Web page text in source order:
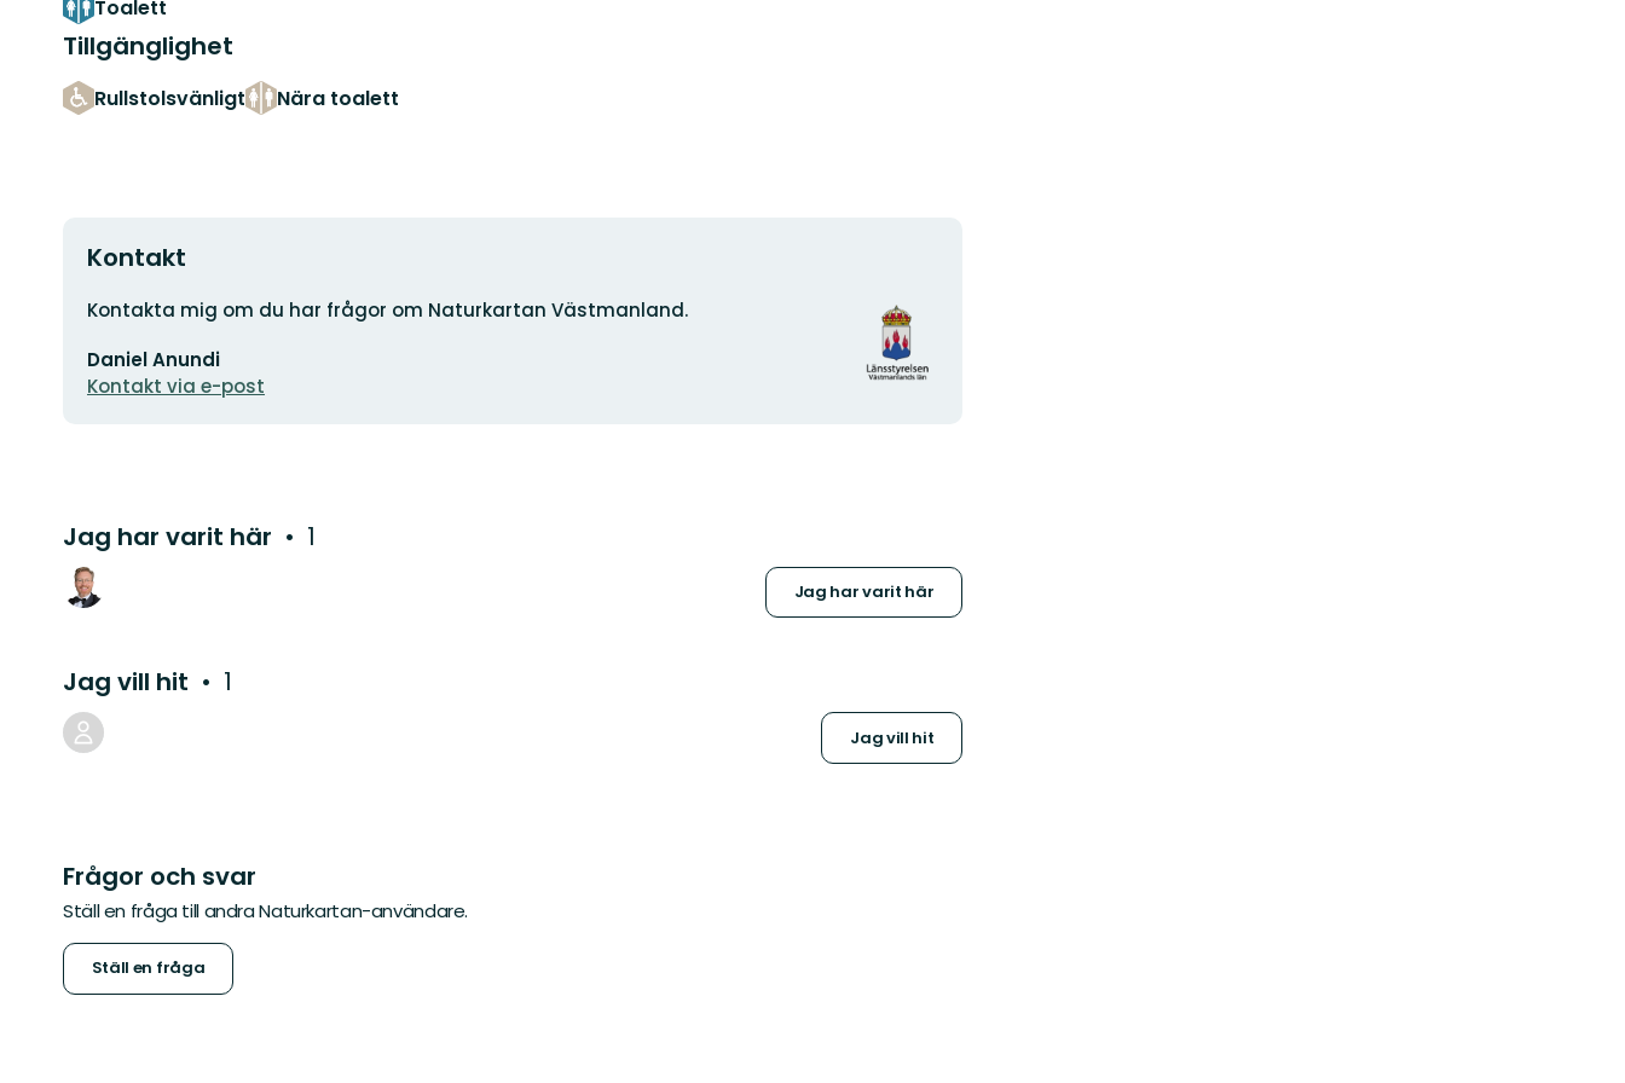
Toalett
Tillgänglighet
Rullstolsvänligt Nära toalett
Kontakt
Adress
Kontakta mig om du har frågor om Naturkartan Västmanland.
postadress
Daniel Anundi
Kontakt via e-post
Organisationens
logotyp
Jag har varit här 1
Jag har varit här
Jag vill hit 1
Jag vill hit
Frågor och svar
Ställ en fråga till andra Naturkartan-användare.
Ställ en fråga